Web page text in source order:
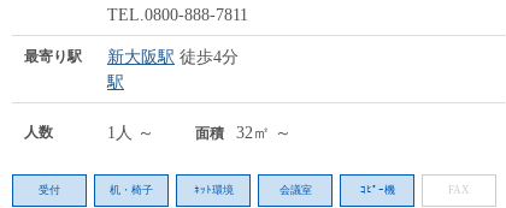
TEL.0800-888-7811
最寄り駅 新大阪駅 徒歩4分
駅
人数 1人 ～ 面積 32㎡ ～
受付 机・椅子 ﾈｯﾄ環境 会議室 ｺﾋﾟｰ機 FAX